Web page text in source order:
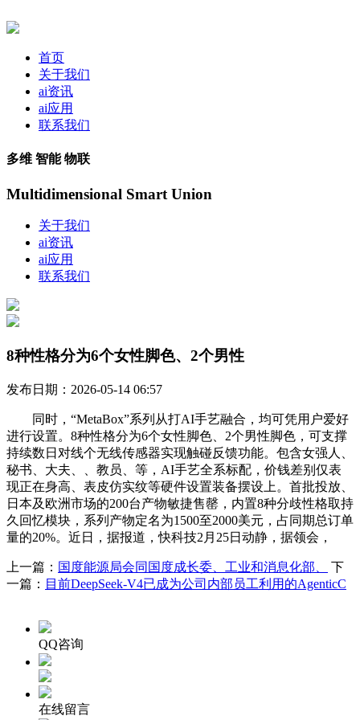
首页
关于我们
ai资讯
ai应用
联系我们
多维 智能 物联
Multidimensional Smart Union
关于我们
ai资讯
ai应用
联系我们
8种性格分为6个女性脚色、2个男性
发布日期：2026-05-14 06:57
同时，“MetaBox”系列从打AI手艺融合，均可凭用户爱好
进行设置。8种性格分为6个女性脚色、2个男性脚色，可支撑
持续数日对线个无线传感器实现触碰反馈功能。包含女强人、
秘书、大夫、、教员、等，AI手艺全系标配，价钱差别仅表
现正在身高、表皮仿实纹等硬件设置装备摆设上。首批投放、
日本及欧洲市场的200台产物敏捷售罄，内置8种分歧性格取持
久回忆模块，系列产物定名为1500至2000美元，占同期总订单
量的20%。近日，据报道，快科技2月25日动静，据领会，
上一篇： 国度能源局会同国度成长委、工业和消息化部、
下
一篇： 目前DeepSeek-V4已成为公司内部员工利用的AgenticC
QQ咨询
在线留言